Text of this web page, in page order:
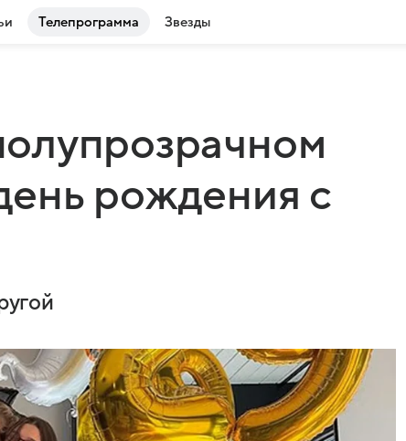
Телепрограмма Звезды
рождения с